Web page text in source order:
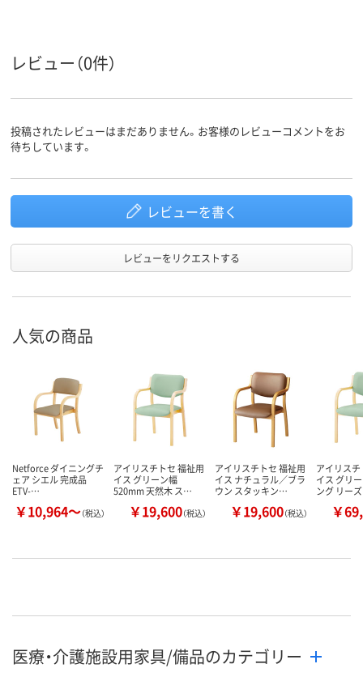
レビュー（0件）
投稿されたレビューはまだありません。お客様のレビューコメントをお
待ちしています。
レビューを書く
レビューをリクエストする
人気の商品
Netforce ダイニングチ
ェア シエル 完成品
ETV-…
￥10,964～（税込）
アイリスチトセ 福祉用
イス グリーン幅
520mm 天然木 ス…
￥19,600（税込）
アイリスチトセ 福祉用
イス ナチュラル／ブラ
ウン スタッキン…
￥19,600（税込）
アイリス
イス グリ
ング リー
￥
医療・介護施設用家具/備品のカテゴリー